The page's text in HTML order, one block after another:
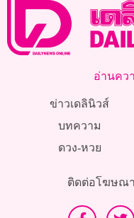
อ่านคว
ข่าวเดลินิวส์
บทความ
ดวง-หวย
ติดต่อโฆษณา